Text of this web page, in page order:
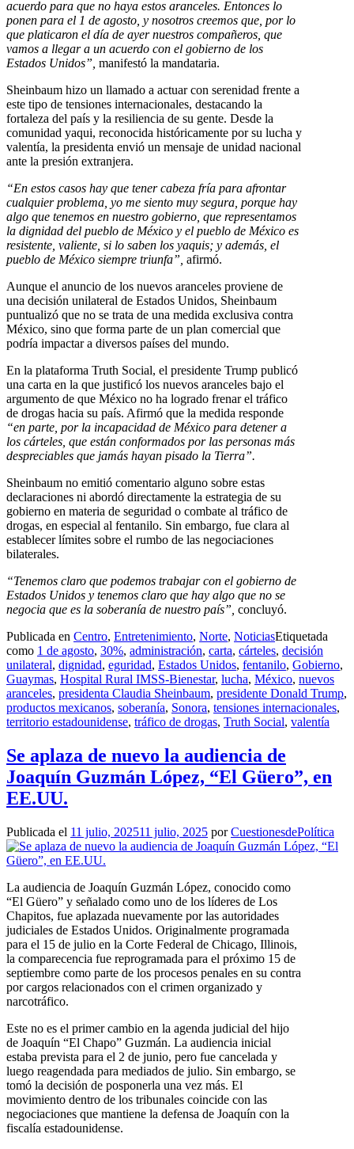
acuerdo para que no haya estos aranceles. Entonces lo
ponen para el 1 de agosto, y nosotros creemos que, por lo
que platicaron el día de ayer nuestros compañeros, que
vamos a llegar a un acuerdo con el gobierno de los
Estados Unidos”, manifestó la mandataria.
Sheinbaum hizo un llamado a actuar con serenidad frente a
este tipo de tensiones internacionales, destacando la
fortaleza del país y la resiliencia de su gente. Desde la
comunidad yaqui, reconocida históricamente por su lucha y
valentía, la presidenta envió un mensaje de unidad nacional
ante la presión extranjera.
“En estos casos hay que tener cabeza fría para afrontar
cualquier problema, yo me siento muy segura, porque hay
algo que tenemos en nuestro gobierno, que representamos
la dignidad del pueblo de México y el pueblo de México es
resistente, valiente, si lo saben los yaquis; y además, el
pueblo de México siempre triunfa”, afirmó.
Aunque el anuncio de los nuevos aranceles proviene de
una decisión unilateral de Estados Unidos, Sheinbaum
puntualizó que no se trata de una medida exclusiva contra
México, sino que forma parte de un plan comercial que
podría impactar a diversos países del mundo.
En la plataforma Truth Social, el presidente Trump publicó
una carta en la que justificó los nuevos aranceles bajo el
argumento de que México no ha logrado frenar el tráfico
de drogas hacia su país. Afirmó que la medida responde
“en parte, por la incapacidad de México para detener a
los cárteles, que están conformados por las personas más
despreciables que jamás hayan pisado la Tierra”.
Sheinbaum no emitió comentario alguno sobre estas
declaraciones ni abordó directamente la estrategia de su
gobierno en materia de seguridad o combate al tráfico de
drogas, en especial al fentanilo. Sin embargo, fue clara al
establecer límites sobre el rumbo de las negociaciones
bilaterales.
“Tenemos claro que podemos trabajar con el gobierno de
Estados Unidos y tenemos claro que hay algo que no se
negocia que es la soberanía de nuestro país”, concluyó.
Publicada en Centro, Entretenimiento, Norte, NoticiasEtiquetada
como 1 de agosto, 30%, administración, carta, cárteles, decisión
unilateral, dignidad, eguridad, Estados Unidos, fentanilo, Gobierno,
Guaymas, Hospital Rural IMSS-Bienestar, lucha, México, nuevos
aranceles, presidenta Claudia Sheinbaum, presidente Donald Trump,
productos mexicanos, soberanía, Sonora, tensiones internacionales,
territorio estadounidense, tráfico de drogas, Truth Social, valentía
Se aplaza de nuevo la audiencia de
Joaquín Guzmán López, “El Güero”, en
EE.UU.
Publicada el 11 julio, 202511 julio, 2025 porCuestionesdePolítica
La audiencia de Joaquín Guzmán López, conocido como
“El Güero” y señalado como uno de los líderes de Los
Chapitos, fue aplazada nuevamente por las autoridades
judiciales de Estados Unidos. Originalmente programada
para el 15 de julio en la Corte Federal de Chicago, Illinois,
la comparecencia fue reprogramada para el próximo 15 de
septiembre como parte de los procesos penales en su contra
por cargos relacionados con el crimen organizado y
narcotráfico.
Este no es el primer cambio en la agenda judicial del hijo
de Joaquín “El Chapo” Guzmán. La audiencia inicial
estaba prevista para el 2 de junio, pero fue cancelada y
luego reagendada para mediados de julio. Sin embargo, se
tomó la decisión de posponerla una vez más. El
movimiento dentro de los tribunales coincide con las
negociaciones que mantiene la defensa de Joaquín con la
fiscalía estadounidense.